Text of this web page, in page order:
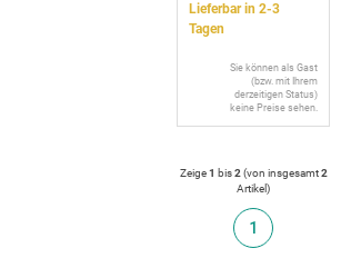
Lieferbar in 2-3
Tagen
Sie können als Gast
(bzw. mit Ihrem
derzeitigen Status)
keine Preise sehen.
Zeige1 bis2(von insgesamt2
Artikel)
1